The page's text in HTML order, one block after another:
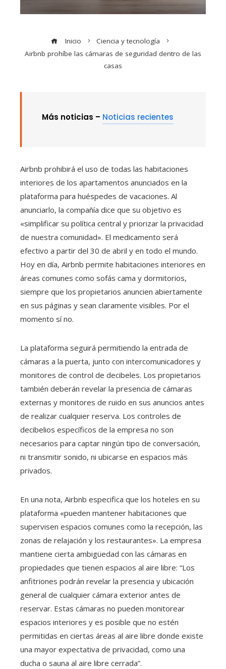
Inicio
Ciencia y tecnología
Airbnb prohíbe las cámaras de seguridad dentro de las
casas
Más noticias – Noticias recientes
Airbnb prohibirá el uso de todas las habitaciones
interiores de los apartamentos anunciados en la
plataforma para huéspedes de vacaciones. Al
anunciarlo, la compañía dice que su objetivo es
«simplificar su política central y priorizar la privacidad
de nuestra comunidad». El medicamento será
efectivo a partir del 30 de abril y en todo el mundo.
Hoy en día, Airbnb permite habitaciones interiores en
áreas comunes como sofás cama y dormitorios,
siempre que los propietarios anuncien abiertamente
en sus páginas y sean claramente visibles. Por el
momento sí no.
La plataforma seguirá permitiendo la entrada de
cámaras a la puerta, junto con intercomunicadores y
monitores de control de decibeles. Los propietarios
también deberán revelar la presencia de cámaras
externas y monitores de ruido en sus anuncios antes
de realizar cualquier reserva. Los controles de
decibelios específicos de la empresa no son
necesarios para captar ningún tipo de conversación,
ni transmitir sonido, ni ubicarse en espacios más
privados.
En una nota, Airbnb especifica que los hoteles en su
plataforma «pueden mantener habitaciones que
supervisen espacios comunes como la recepción, las
zonas de relajación y los restaurantes». La empresa
mantiene cierta ambigüedad con las cámaras en
propiedades que tienen espacios al aire libre: “Los
anfitriones podrán revelar la presencia y ubicación
general de cualquier cámara exterior antes de
reservar. Estas cámaras no pueden monitorear
espacios interiores y es posible que no estén
permitidas en ciertas áreas al aire libre donde existe
una mayor expectativa de privacidad, como una
ducha o sauna al aire libre cerrada”.